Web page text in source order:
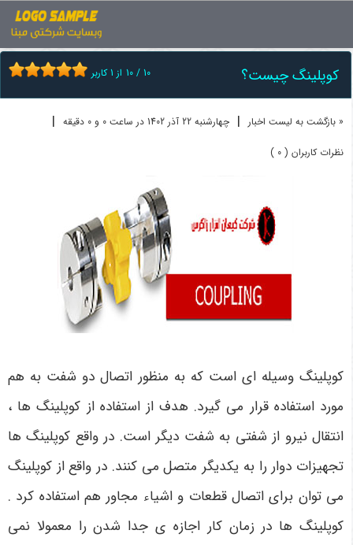
کوپلینگ چیست؟ 10 / 10 از 1کاربر
« بازگشت به لیست اخبار | چهارشنبه 22 آذر 1402 در ساعت 0 و 0 دقیقه |
نظرات کاربران ( 0 )
کوپلینگ وسیله ای است که به منظور اتصال دو شفت به هم
مورد استفاده قرار می گیرد. هدف از استفاده از کوپلینگ ها ،
انتقال نیرو از شفتی به شفت دیگر است. در واقع کوپلینگ ها
تجهیزات دوار را به یکدیگر متصل می کنند. در واقع از کوپلینگ
می توان برای اتصال قطعات و اشیاء مجاور هم استفاده کرد .
کوپلینگ ها در زمان کار اجازه ی جدا شدن را معمولا نمی